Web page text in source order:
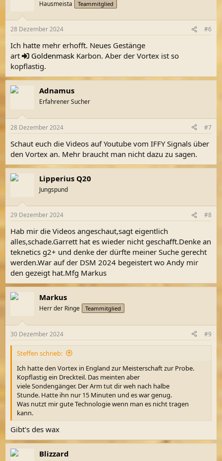
Hausmeista Teammitglied
28 Dezember 2024 #6
Ich hatte mehr erhofft. Neues Gestänge
art
Goldenmask Karbon. Aber der Vortex ist so
kopflastig.
Adnamus
Erfahrener Sucher
28 Dezember 2024 #7
Schaut euch die Videos auf Youtube vom IFFY Signals über
den Vortex an. Mehr braucht man nicht dazu zu sagen.
Lipperius Q20
Jungspund
29 Dezember 2024 #8
Hab mir die Videos angeschaut,sagt eigentlich
alles,schade.Garrett hat es wieder nicht geschafft.Denke an
teknetics g2+ und denke der dürfte meiner Suche gerecht
werden.War auf der DSM 2024 begeistert wo Andy mir
den gezeigt hat.Mfg Markus
Markus
Herr der Ringe Teammitglied
30 Dezember 2024 #9
Steffen schrieb:
Ich hatte den Vortex in England zur Meisterschaft zur Probe.
Kopflastig ein Dreckteil. Das meinten aber
viele Sondengänger. Der Arm tut dir weh nach halbe
Stunde. Hatte ihn nur 15 Minuten und es war genug.
Was nutzt mir gute Technologie wenn man es nicht tragen
kann.
Gibt's des wax
Blizzard